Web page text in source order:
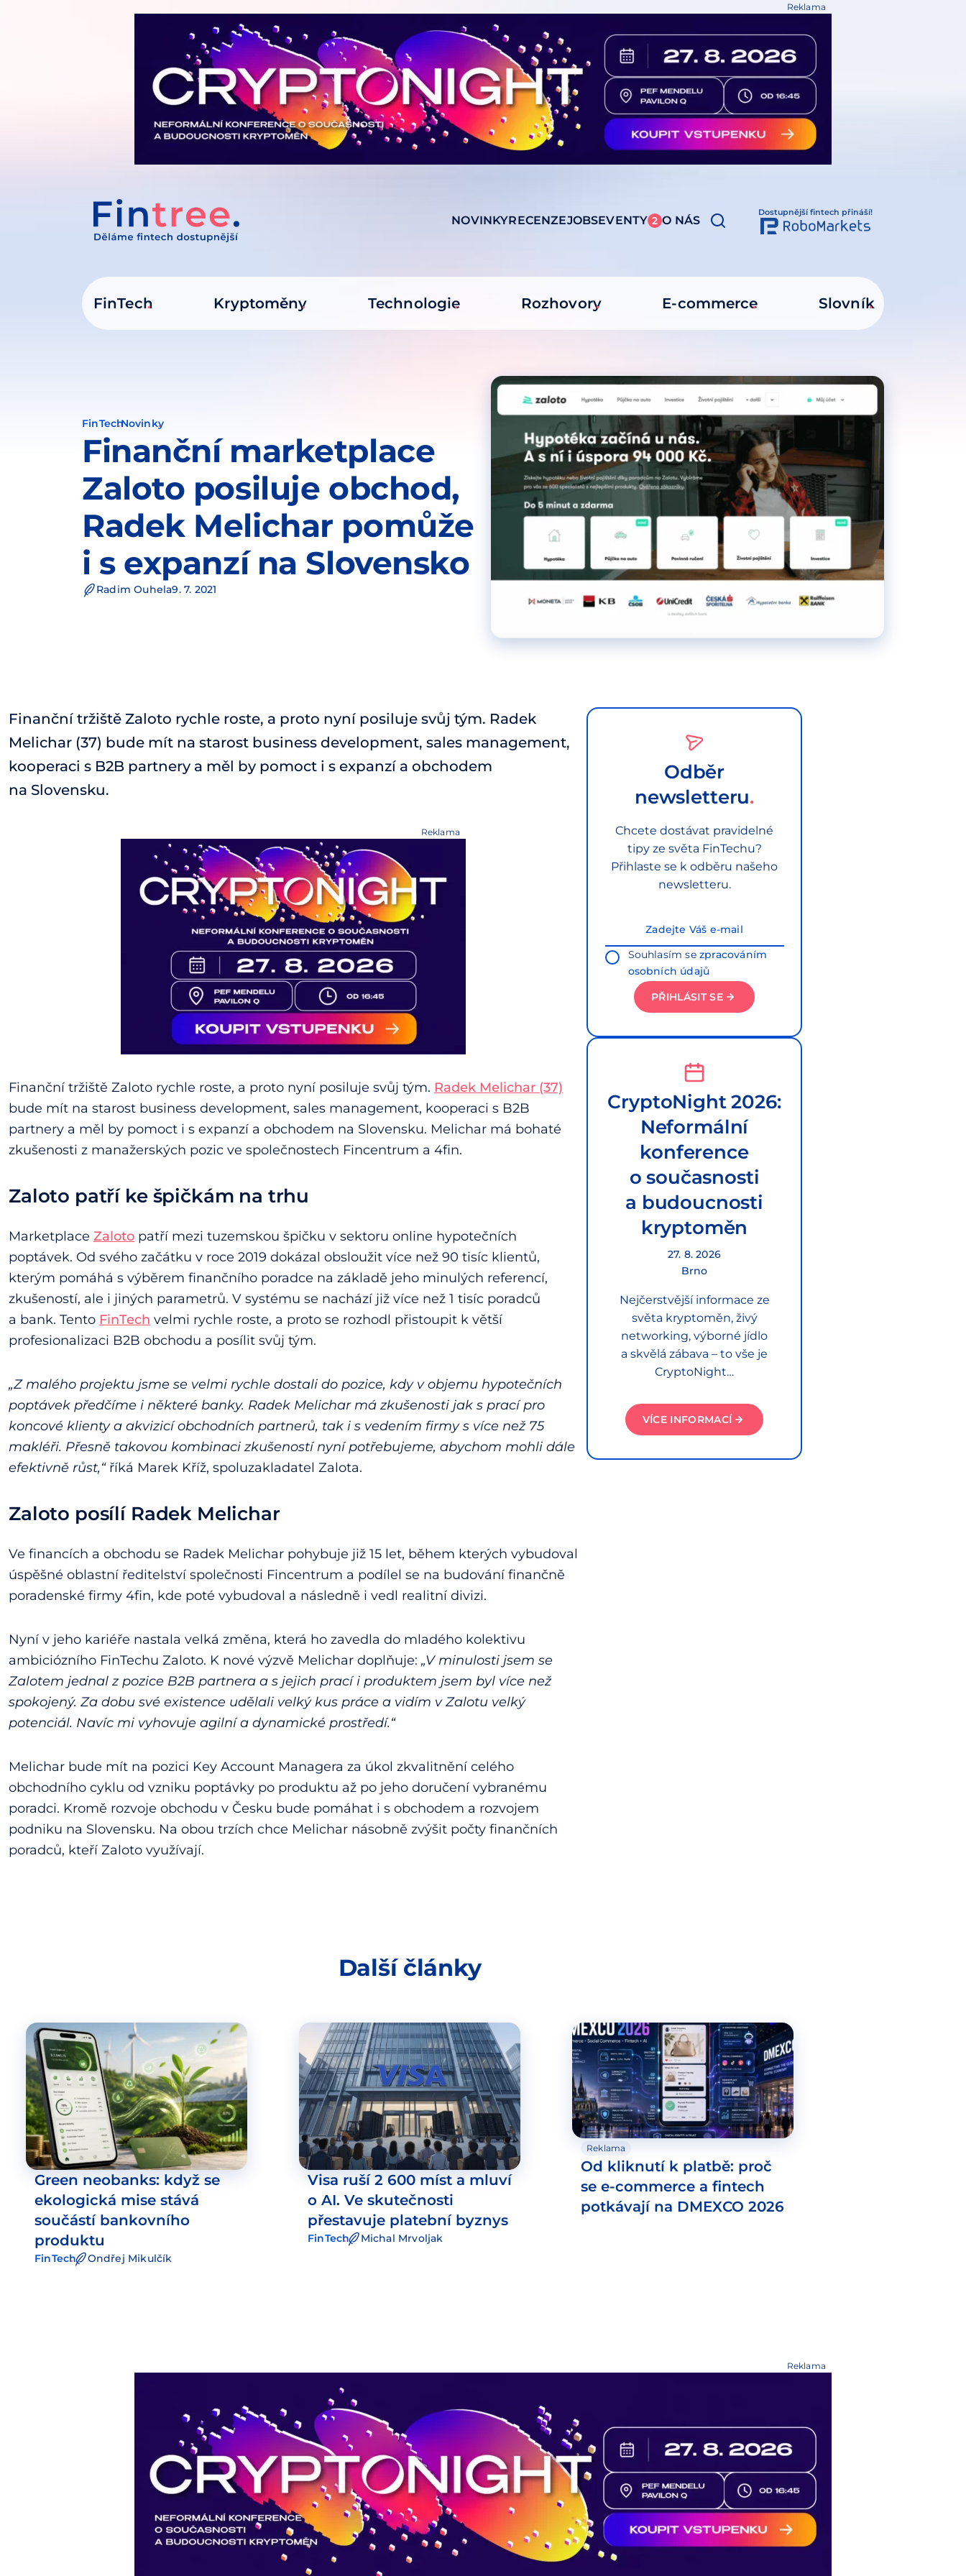
Reklama
NOVINKYRECENZEJOBSEVENTY 2 O NÁS
Dostupnější fintech přináší!
FinTech Kryptoměny Technologie Rozhovory E-commerce Slovník
FinTechNovinky
Finanční marketplace
Zaloto posiluje obchod,
Radek Melichar pomůže
i s expanzí na Slovensko
Radim Ouhela9. 7. 2021
Finanční tržiště Zaloto rychle roste, a proto nyní posiluje svůj tým. Radek
Melichar (37) bude mít na starost business development, sales management,
kooperaci s B2B partnery a měl by pomoct i s expanzí a obchodem
na Slovensku.
Reklama
Finanční tržiště Zaloto rychle roste, a proto nyní posiluje svůj tým. Radek Melichar (37)
bude mít na starost business development, sales management, kooperaci s B2B
partnery a měl by pomoct i s expanzí a obchodem na Slovensku. Melichar má bohaté
zkušenosti z manažerských pozic ve společnostech Fincentrum a 4fin.
Zaloto patří ke špičkám na trhu
Marketplace Zaloto patří mezi tuzemskou špičku v sektoru online hypotečních
poptávek. Od svého začátku v roce 2019 dokázal obsloužit více než 90 tisíc klientů,
kterým pomáhá s výběrem finančního poradce na základě jeho minulých referencí,
zkušeností, ale i jiných parametrů. V systému se nachází již více než 1 tisíc poradců
a bank. Tento FinTech velmi rychle roste, a proto se rozhodl přistoupit k větší
profesionalizaci B2B obchodu a posílit svůj tým.
„Z malého projektu jsme se velmi rychle dostali do pozice, kdy v objemu hypotečních
poptávek předčíme i některé banky. Radek Melichar má zkušenosti jak s prací pro
koncové klienty a akvizicí obchodních partnerů, tak i s vedením firmy s více než 75
makléři. Přesně takovou kombinaci zkušeností nyní potřebujeme, abychom mohli dále
efektivně růst,“ říká Marek Kříž, spoluzakladatel Zalota.
Zaloto posílí Radek Melichar
Ve financích a obchodu se Radek Melichar pohybuje již 15 let, během kterých vybudoval
úspěšné oblastní ředitelství společnosti Fincentrum a podílel se na budování finančně
poradenské firmy 4fin, kde poté vybudoval a následně i vedl realitní divizi.
Nyní v jeho kariéře nastala velká změna, která ho zavedla do mladého kolektivu
ambiciózního FinTechu Zaloto. K nové výzvě Melichar doplňuje: „V minulosti jsem se
Zalotem jednal z pozice B2B partnera a s jejich prací i produktem jsem byl více než
spokojený. Za dobu své existence udělali velký kus práce a vidím v Zalotu velký
potenciál. Navíc mi vyhovuje agilní a dynamické prostředí.“
Melichar bude mít na pozici Key Account Managera za úkol zkvalitnění celého
obchodního cyklu od vzniku poptávky po produktu až po jeho doručení vybranému
poradci. Kromě rozvoje obchodu v Česku bude pomáhat i s obchodem a rozvojem
podniku na Slovensku. Na obou trzích chce Melichar násobně zvýšit počty finančních
poradců, kteří Zaloto využívají.
Odběr
newsletteru
Chcete dostávat pravidelné
tipy ze světa FinTechu?
Přihlaste se k odběru našeho
newsletteru.
Souhlasím sezpracováním
osobních údajů
PŘIHLÁSIT SE
CryptoNight 2026:
Neformální
konference
o současnosti
a budoucnosti
kryptoměn
27. 8. 2026
Brno
Nejčerstvější informace ze
světa kryptoměn, živý
networking, výborné jídlo
a skvělá zábava – to vše je
CryptoNight…
VÍCE INFORMACÍ
Další články
Green neobanks: když se
ekologická mise stává
součástí bankovního
produktu
FinTech Ondřej Mikulčík
Visa ruší 2 600 míst a mluví
o AI. Ve skutečnosti
přestavuje platební byznys
FinTech Michal Mrvoljak
Reklama
Od kliknutí k platbě: proč
se e-commerce a fintech
potkávají na DMEXCO 2026
Reklama